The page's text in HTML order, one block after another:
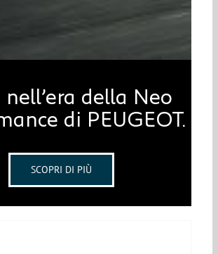
nell’era della Neo
di PEUGEOT.
SCOPRI DI PIÙ